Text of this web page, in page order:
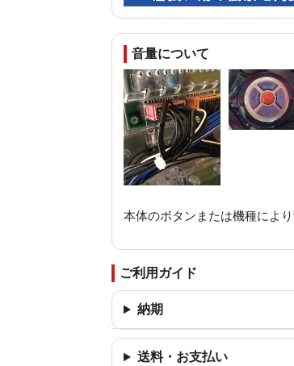
音量について
本体のボタンまたは機種によ
ご利用ガイド
納期
送料・お支払い